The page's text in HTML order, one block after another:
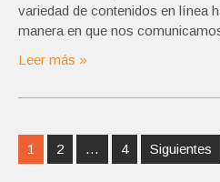
variedad de contenidos en línea
manera en que nos
Leer más »
Navegación
de
1 2 … 4 Siguientes